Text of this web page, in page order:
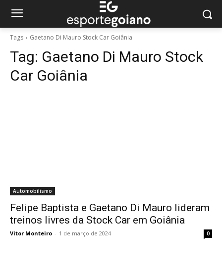
Tags Gaetano Di Mauro Stock Car Goiânia
Tag: Gaetano Di Mauro Stock
Car Goiânia
Automobilismo
Felipe Baptista e Gaetano Di Mauro lideram
treinos livres da Stock Car em Goiânia
Vitor Monteiro - 1 de março de 2024 0